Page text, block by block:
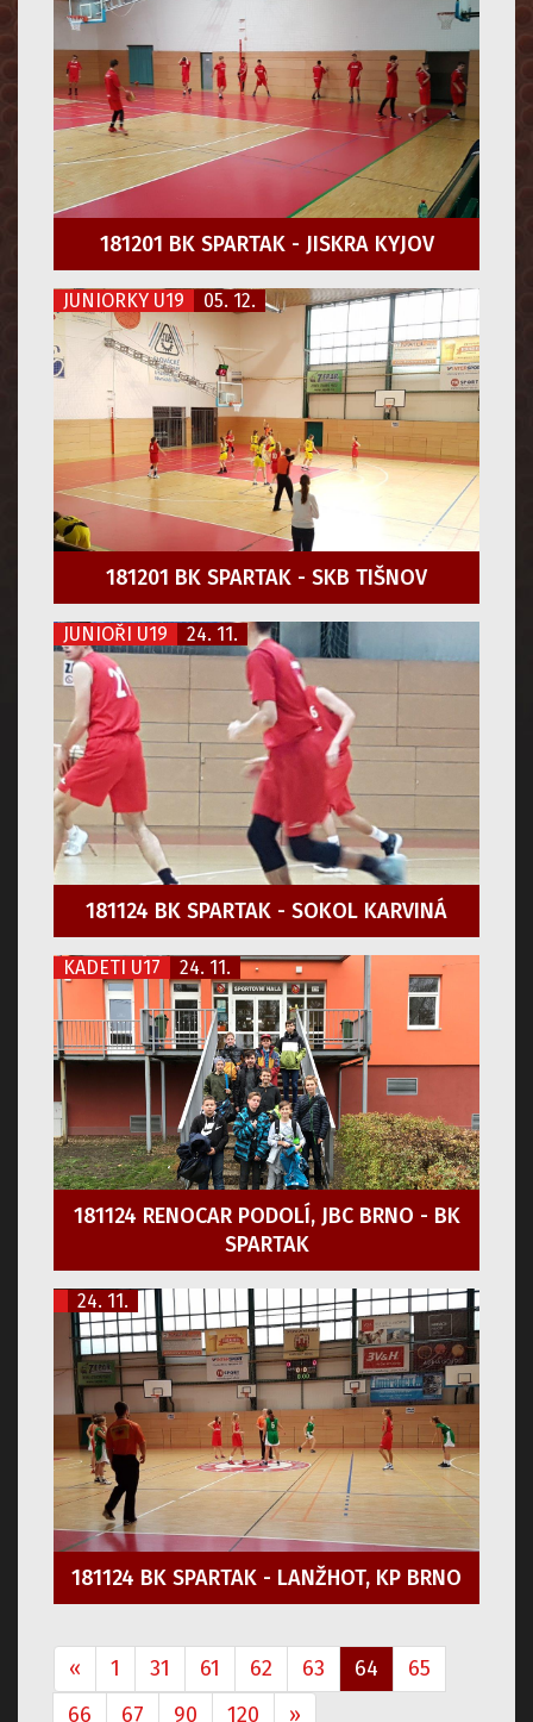
181201 BK SPARTAK - JISKRA KYJOV
JUNIORKY U19 05. 12.
181201 BK SPARTAK - SKB TIŠNOV
JUNIOŘI U19 24. 11.
181124 BK SPARTAK - SOKOL KARVINÁ
KADETI U17 24. 11.
181124 RENOCAR PODOLÍ, JBC BRNO - BK
SPARTAK
24. 11.
181124 BK SPARTAK - LANŽHOT, KP BRNO
« 1 31 61 62 63 64
65
66
67 90 120 »